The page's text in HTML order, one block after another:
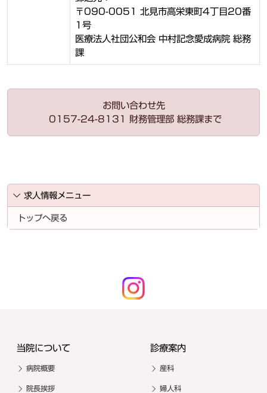
〒090-0051 北見市高栄東町4丁目20番
1号
医療法人社団公和会 中村記念愛成病院 総務
課
お問い合わせ先
0157-24-8131 財務管理部 総務課まで
求人情報メニュー
トップへ戻る
当院について
病院概要
院長挨拶
診療案内
産科
婦人科